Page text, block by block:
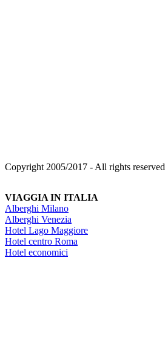
Copyright 2005/2017 - All rights reserved
VIAGGIA IN ITALIA
Alberghi Milano
Alberghi Venezia
Hotel Lago Maggiore
Hotel centro Roma
Hotel economici